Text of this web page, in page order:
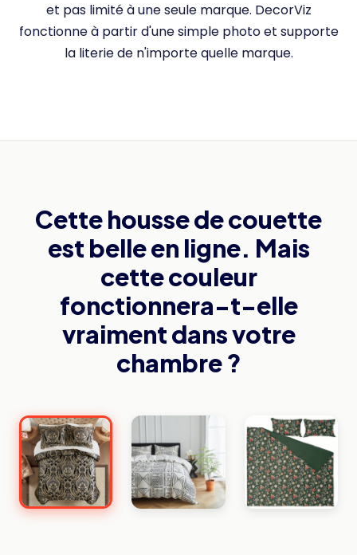
et pas limité à une seule marque. DecorViz
fonctionne à partir d'une simple photo et supporte
la literie de n'importe quelle marque.
Cette housse de couette
est belle en ligne. Mais
cette couleur
fonctionnera-t-elle
vraiment dans votre
chambre ?